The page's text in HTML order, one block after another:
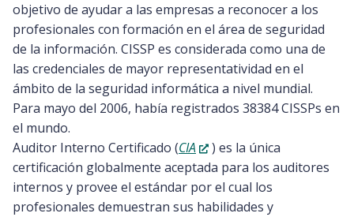
objetivo de ayudar a las empresas a reconocer a los
profesionales con formación en el área de seguridad
de la información. CISSP es considerada como una de
las credenciales de mayor representatividad en el
ámbito de la seguridad informática a nivel mundial.
Para mayo del 2006, había registrados 38384 CISSPs en
el mundo.
Auditor Interno Certificado (CIA
) es la única
certificación globalmente aceptada para los auditores
internos y provee el estándar por el cual los
profesionales demuestran sus habilidades y